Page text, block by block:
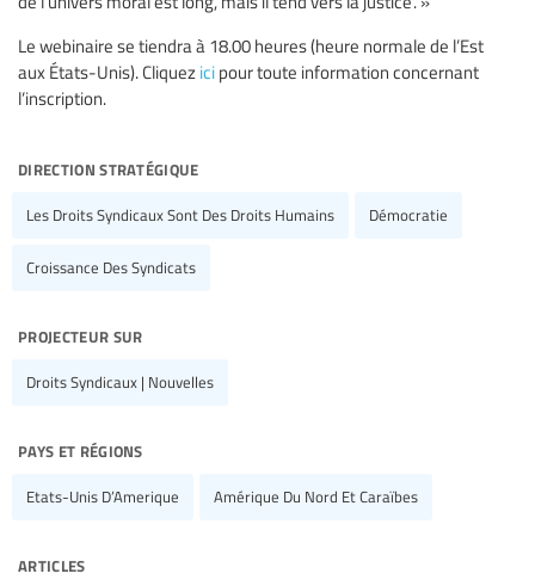
Le webinaire se tiendra à 18.00 heures (heure normale de l’Est
aux États-Unis). Cliquez ici pour toute information concernant
l’inscription.
direction stratégique
Les Droits Syndicaux Sont Des Droits Humains Démocratie
Croissance Des Syndicats
projecteur sur
Droits Syndicaux | Nouvelles
pays et régions
Etats-Unis D’Amerique Amérique Du Nord Et Caraïbes
articles